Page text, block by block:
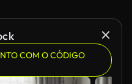
COM O CÓDIGO